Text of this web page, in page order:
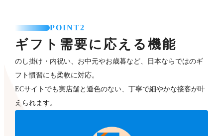
POINT2
ギフト需要に応える機能
のし掛け・内祝い、お中元やお歳暮など、日本ならではのギ
フト慣習にも柔軟に対応。
ECサイトでも実店舗と遜色のない、丁寧で細やかな接客が叶
えられます。